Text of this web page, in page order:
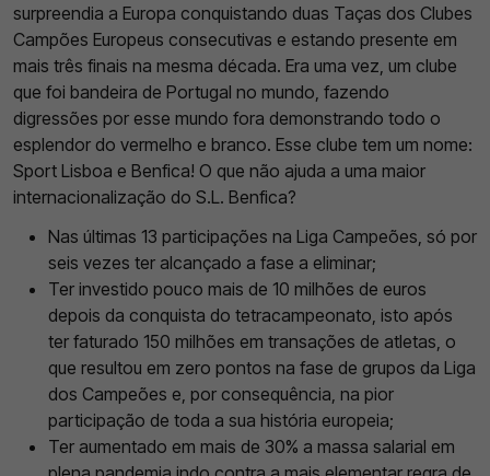
surpreendia a Europa conquistando duas Taças dos Clubes
Campões Europeus consecutivas e estando presente em
mais três finais na mesma década. Era uma vez, um clube
que foi bandeira de Portugal no mundo, fazendo
digressões por esse mundo fora demonstrando todo o
esplendor do vermelho e branco. Esse clube tem um nome:
Sport Lisboa e Benfica! O que não ajuda a uma maior
internacionalização do S.L. Benfica?
Nas últimas 13 participações na Liga Campeões, só por
seis vezes ter alcançado a fase a eliminar;
Ter investido pouco mais de 10 milhões de euros
depois da conquista do tetracampeonato, isto após
ter faturado 150 milhões em transações de atletas, o
que resultou em zero pontos na fase de grupos da Liga
dos Campeões e, por consequência, na pior
participação de toda a sua história europeia;
Ter aumentado em mais de 30% a massa salarial em